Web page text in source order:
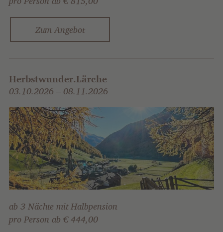
Zum Angebot
Herbstwunder.Lärche
03.10.2026 – 08.11.2026
ab 3 Nächte mit Halbpension
pro Person ab € 444,00